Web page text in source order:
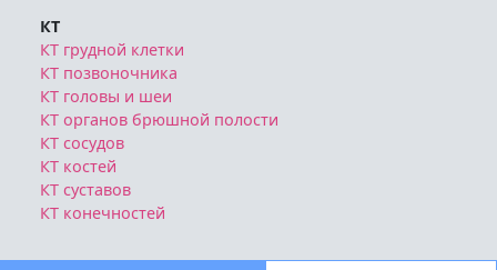
КТ
КТ грудной клетки
КТ позвоночника
КТ головы и шеи
КТ органов брюшной полости
КТ сосудов
КТ костей
КТ суставов
КТ конечностей